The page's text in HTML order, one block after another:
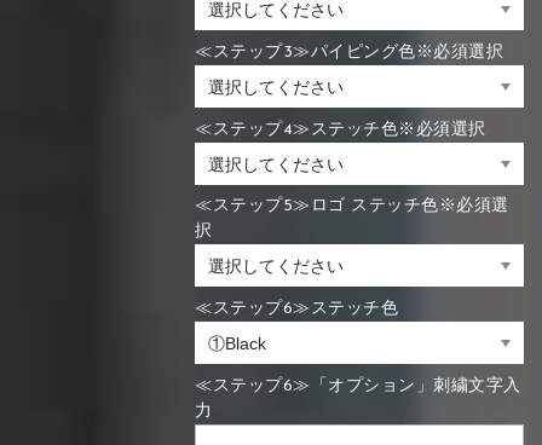
≪ステップ3≫パイピング色※必須選択
≪ステップ4≫ステッチ色※必須選択
≪ステップ5≫ロゴ ステッチ色※必須選
択
≪ステップ6≫ステッチ色
≪ステップ6≫「オプション」刺繍文字入
力